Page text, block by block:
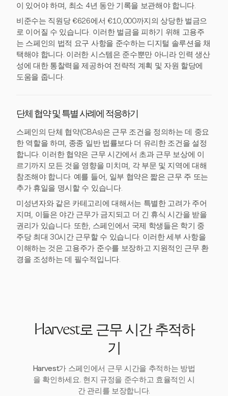
이 있어야 하며, 최소 4년 동안 기록을 보관해야 합니다.
비준수는 직원당 €626에서 €10,000까지의 상당한 벌금으
로 이어질 수 있습니다. 이러한 벌금을 피하기 위해 고용주
는 스페인의 법적 요구 사항을 준수하는 디지털 솔루션을 채
택해야 합니다. 이러한 시스템은 준수뿐만 아니라 인력 생산
성에 대한 통찰력을 제공하여 전략적 계획 및 자원 할당에
도움을 줍니다.
단체 협약 및 특별 사례에 적응하기
스페인의 단체 협약(CBAs)은 근무 조건을 정의하는 데 중요
한 역할을 하며, 종종 일반 법률보다 더 유리한 조건을 설정
합니다. 이러한 협약은 근무 시간에서 초과 근무 보상에 이
르기까지 모든 것을 영향을 미치며, 각 부문 및 지역에 대해
참조해야 합니다. 예를 들어, 일부 협약은 짧은 근무 주 또는
추가 휴일을 명시할 수 있습니다.
미성년자와 같은 카테고리에 대해서는 특별한 고려가 주어
지며, 이들은 야간 근무가 금지되고 더 긴 휴식 시간을 받을
권리가 있습니다. 또한, 스페인에서 국제 학생들은 학기 중
주당 최대 30시간 근무할 수 있습니다. 이러한 세부 사항을
이해하는 것은 고용주가 준수를 보장하고 지원적인 근무 환
경을 조성하는 데 필수적입니다.
Harvest로 근무 시간 추적하
기
Harvest가 스페인에서 근무 시간을 추적하는 방법
을 확인하세요. 현지 규정을 준수하고 효율적인 시
간 관리를 보장합니다.